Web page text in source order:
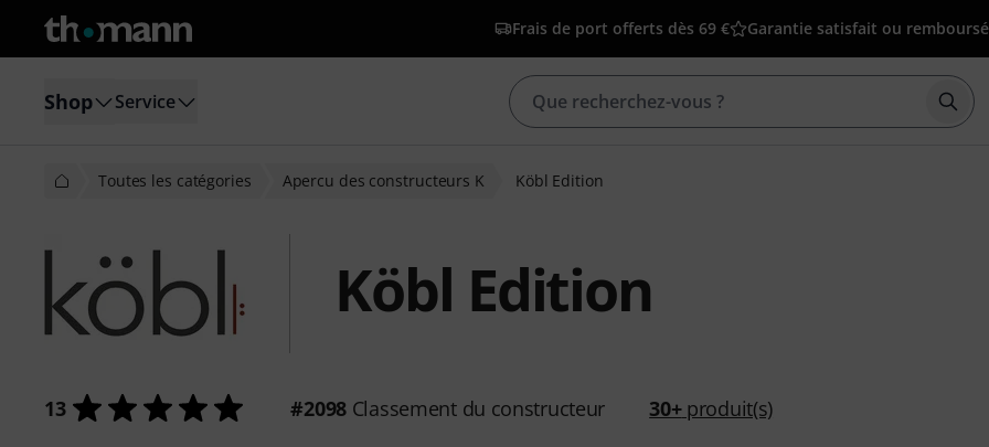
Frais de port offerts dès 69 € Garantie satisfait ou remboursé
Shop Service
Toutes les catégories Apercu des constructeurs K Köbl Edition
Köbl Edition
13 #2098Classement du constructeur 30+produit(s)